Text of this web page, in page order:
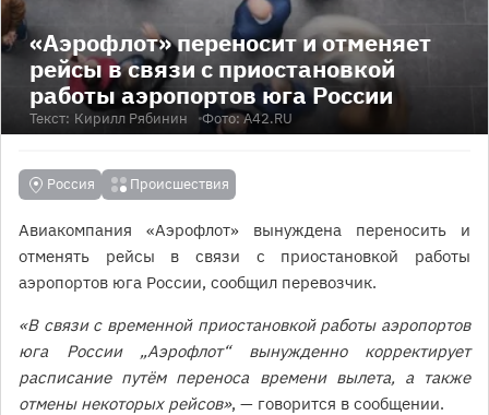
«Аэрофлот» переносит и отменяет
рейсы в связи с приостановкой
работы аэропортов юга России
Текст: Кирилл Рябинин Фото: А42.RU
Россия Происшествия
Авиакомпания «Аэрофлот» вынуждена переносить и
отменять рейсы в связи с приостановкой работы
аэропортов юга России, сообщил перевозчик.
«В связи с временной приостановкой работы аэропортов
юга России „Аэрофлот“ вынужденно корректирует
расписание путём переноса времени вылета, а также
отмены некоторых рейсов», — говорится в сообщении.